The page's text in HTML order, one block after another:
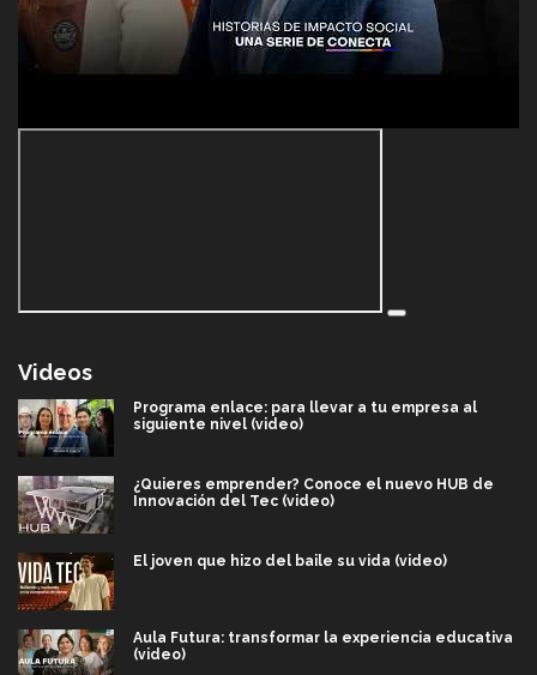
Videos
Programa enlace: para llevar a tu empresa al
siguiente nivel (video)
¿Quieres emprender? Conoce el nuevo HUB de
Innovación del Tec (video)
El joven que hizo del baile su vida (video)
Aula Futura: transformar la experiencia educativa
(video)